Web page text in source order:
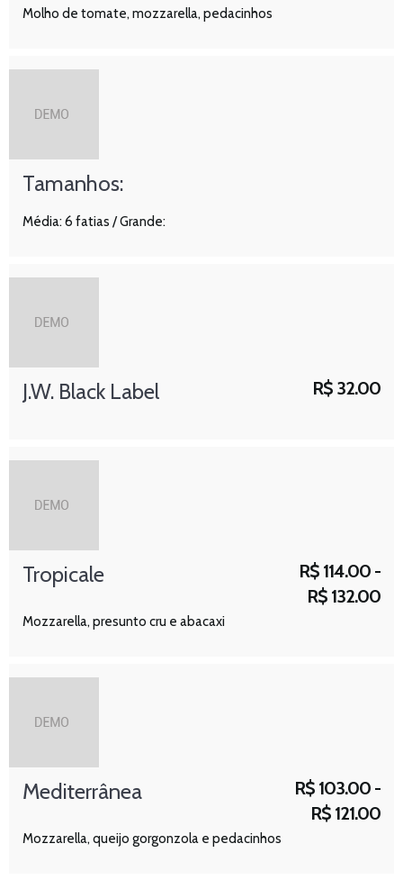
Molho de tomate, mozzarella, pedacinhos
Tamanhos:
Média: 6 fatias / Grande:
J.W. Black Label R$ 32.00
Tropicale R$ 114.00 -
R$ 132.00
Mozzarella, presunto cru e abacaxi
Mediterrânea R$ 103.00 -
R$ 121.00
Mozzarella, queijo gorgonzola e pedacinhos